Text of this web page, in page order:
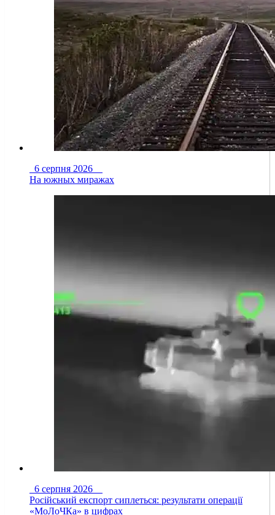
6 серпня 2026
На южных миражах
6 серпня 2026
Російський експорт сиплеться: результати операції
«МоЛоЧКа» в цифрах